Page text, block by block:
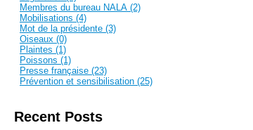
Membres du bureau NALA (2)
Mobilisations (4)
Mot de la présidente (3)
Oiseaux (0)
Plaintes (1)
Poissons (1)
Presse française (23)
Prévention et sensibilisation (25)
Recent Posts